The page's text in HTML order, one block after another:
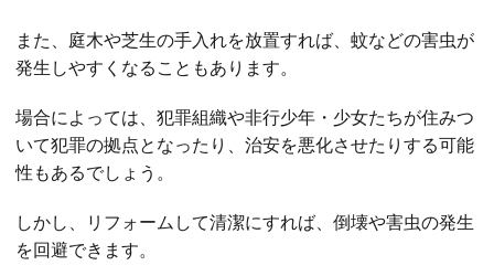
また、庭木や芝生の手入れを放置すれば、蚊などの害虫が
発生しやすくなることもあります。
場合によっては、犯罪組織や非行少年・少女たちが住みつ
いて犯罪の拠点となったり、治安を悪化させたりする可能
性もあるでしょう。
しかし、リフォームして清潔にすれば、倒壊や害虫の発生
を回避できます。